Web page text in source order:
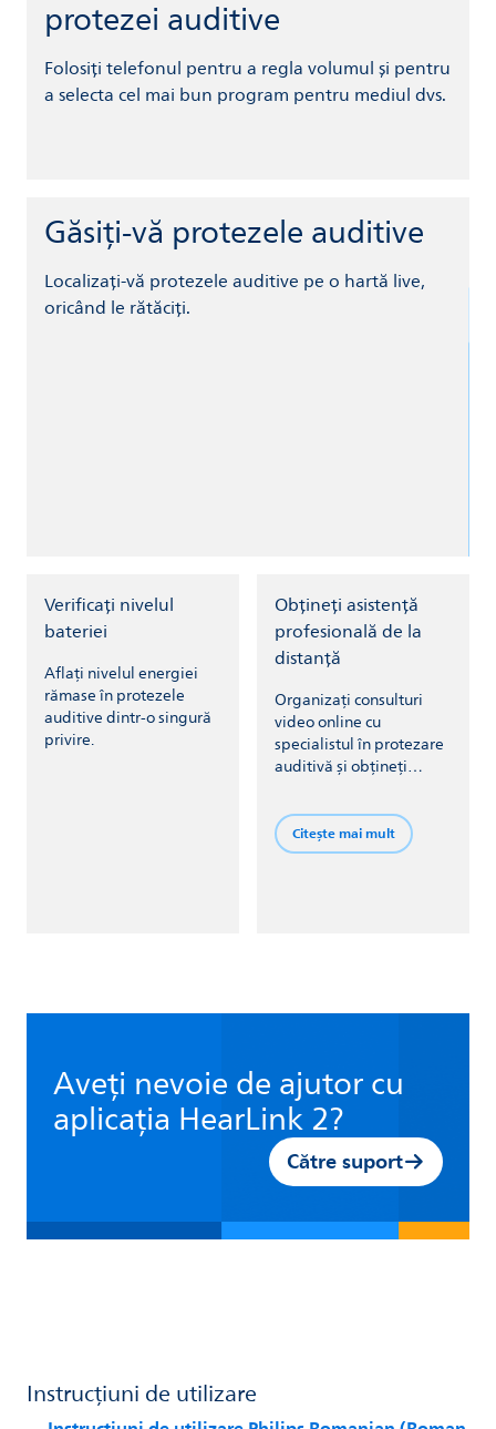
protezei auditive
Folosiți telefonul pentru a regla volumul și pentru
a selecta cel mai bun program pentru mediul dvs.
Găsiți-vă protezele auditive
Localizați-vă protezele auditive pe o hartă live,
oricând le rătăciți.
Verificați nivelul
bateriei
Aflați nivelul energiei
rămase în protezele
auditive dintr-o singură
privire.
Obțineți asistență
profesională de la
distanță
Organizați consulturi
video online cu
specialistul în protezare
auditivă și obțineți
protezelor auditive.
Citește mai mult
Aveți nevoie de ajutor cu
aplicația HearLink 2?
Către suport
Instrucțiuni de utilizare